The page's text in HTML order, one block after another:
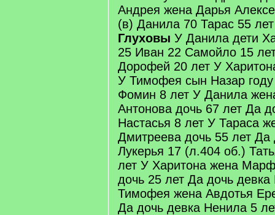
Андрея жена Дарья
(в) Данила 70 Тарас 55
Глуховы У Данила дети
25 Иван 22 Самойло 15
Дорофей 20 лет У
У Тимофея сын Назар
Фомин 8 лет У Данила
Антонова дочь 67 лет Да
Настасья 8 лет У Тараса
Дмитреева дочь 55 лет Да
Лукерья 17 (л.404 об.)
лет У Харитона жена
дочь 25 лет Да дочь
Тимофея жена Авдотья
Да дочь девка Ненила 5